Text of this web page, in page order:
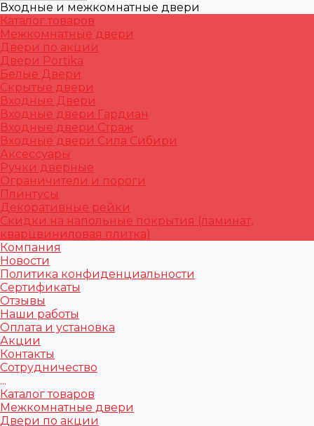
Входные и межкомнатные двери
Каталог товаров
Межкомнатные двери
Двери по акции
Двери Portika
Белые Двери
Скрытые двери
Входные Двери
Входные двери Гардиан
Входные двери Страж
Входные двери Сила Сибири
Аксессуары
Ручки дверные
Ограничители и пороги
Плинтусы
Декоративные рейки
Скидки на напольные покрытия (ламинат,
кварцвиниловая плитка)
Компания
Новости
Политика конфиденциальности
Сертификаты
Отзывы
Наши работы
Оплата и установка
Акции
Контакты
Сотрудничество
...
Каталог товаров
Межкомнатные двери
Двери по акции